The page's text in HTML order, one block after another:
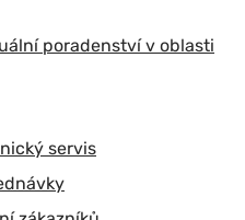
poradenství v oblasti
servis